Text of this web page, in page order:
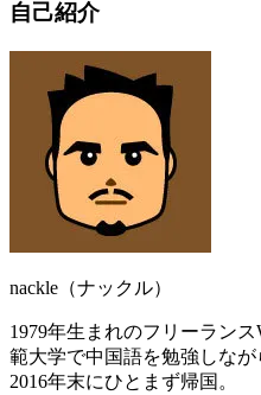
自己紹介
nackle（ナックル）
1979年生まれのフリーラン
範大学で中国語を勉強しなが
2016年末にひとまず帰国。